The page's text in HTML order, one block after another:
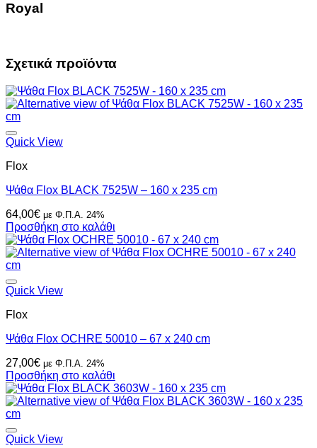
Royal
Σχετικά προϊόντα
Quick View
Flox
Ψάθα Flox BLACK 7525W – 160 x 235 cm
64,00€ με Φ.Π.Α. 24%
Προσθήκη στο καλάθι
Quick View
Flox
Ψάθα Flox OCHRE 50010 – 67 x 240 cm
27,00€ με Φ.Π.Α. 24%
Προσθήκη στο καλάθι
Quick View